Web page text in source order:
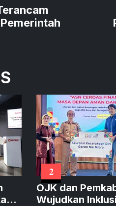
2
OJK dan
Wujudkan Inklusi